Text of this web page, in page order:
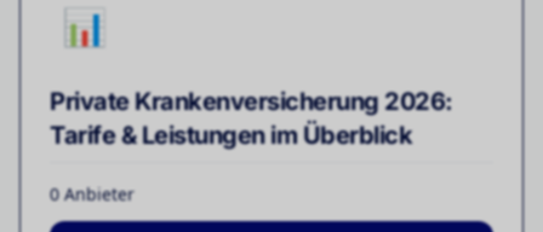
📊
Private Krankenversicherung 2026:
Tarife & Leistungen im Überblick
0Anbieter